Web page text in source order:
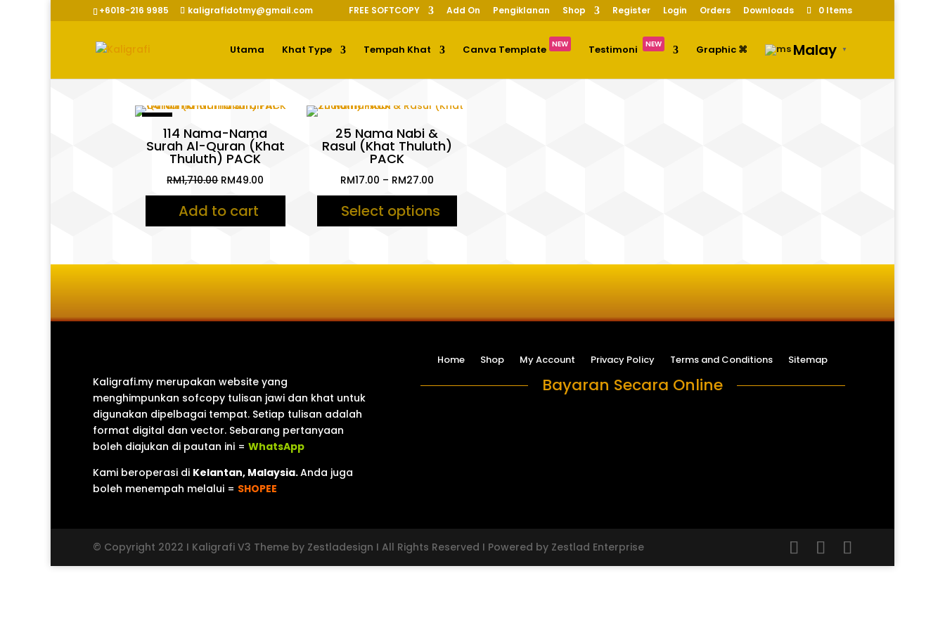
+6018-216 9985 kaligrafidotmy@gmail.com FREE SOFTCOPY Add On Pengiklanan Shop Register Login Orders Downloads 0 Items
Utama Khat Type Tempah Khat Canva Template NEW Testimoni NEW Graphic ⌘ Malay ▼
114 Nama-Nama
Surah Al-Quran (Khat
Thuluth) PACK
RM1,710.00 Original
price
was:
RM1,710.00.
RM49.00
price
RM49.00.
Add to cart
25 Nama Nabi &
Rasul (Khat Thuluth)
PACK
RM17.00 – RM27.00Price
range:
RM17.00
through
Select options
Kaligrafi.my merupakan website yang
menghimpunkan sofcopy tulisan jawi dan khat untuk
digunakan dipelbagai tempat. Setiap tulisan adalah
format digital dan vector. Sebarang pertanyaan
boleh diajukan di pautan ini = WhatsApp
Kami beroperasi di Kelantan, Malaysia.Anda juga
boleh menempah melalui = SHOPEE
Home Shop My Account Privacy Policy Terms and Conditions Sitemap
Bayaran Secara Online
© Copyright 2022 I Kaligrafi V3 Theme by Zestladesign I All Rights Reserved I Powered by Zestlad Enterprise